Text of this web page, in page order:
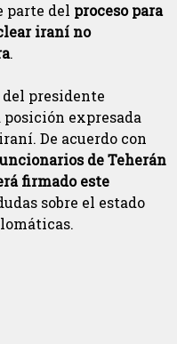
parte del proceso para
iraní no
.
presidente
expresada
De acuerdo con
de Teherán
firmado este
sobre el estado